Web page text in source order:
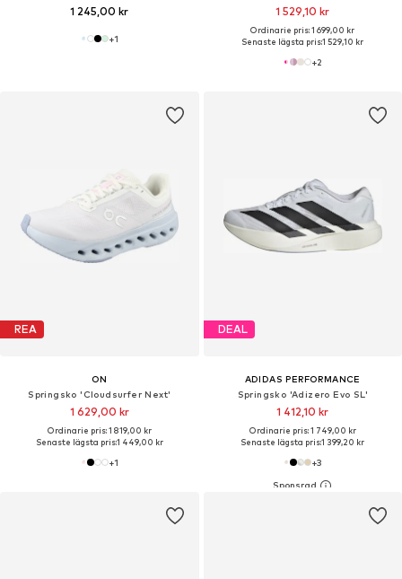
1 245,00 kr
+1
1 529,10 kr
Ordinarie pris: 1 699,00 kr
Senaste lägsta pris:1 529,10 kr
+2
REA
ON
Springsko 'Cloudsurfer Next'
1 629,00 kr
Ordinarie pris: 1 819,00 kr
Senaste lägsta pris:1 449,00 kr
+1
DEAL
ADIDAS PERFORMANCE
Springsko 'Adizero Evo SL'
1 412,10 kr
Ordinarie pris: 1 749,00 kr
Senaste lägsta pris:1 399,20 kr
+3